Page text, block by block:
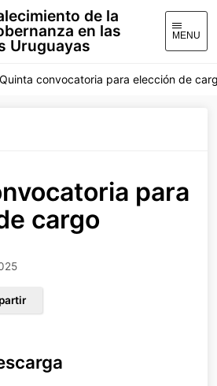
de la
en las
Uruguayas
MENU
Quinta convocatoria para elección de
para
cargo